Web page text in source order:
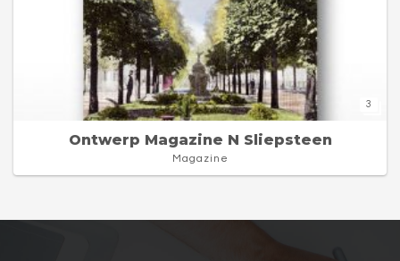
3
Ontwerp Magazine N Sliepsteen
Magazine